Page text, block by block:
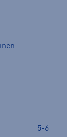
5-6